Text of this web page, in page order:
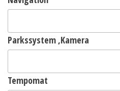
Parkssystem ,Kamera
Tempomat